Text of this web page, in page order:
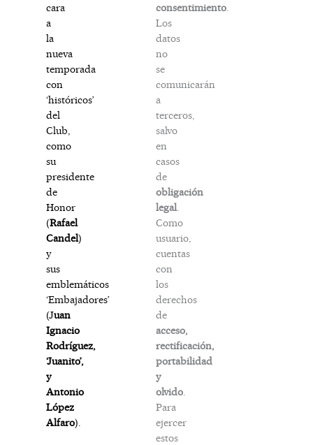
cara
a
la
nueva
temporada
con
‘históricos’
del
Club,
como
su
presidente
de
Honor
(Rafael
Candel)
y
sus
emblemáticos
‘Embajadores’
(Juan
Ignacio
Rodríguez,
‘Juanito’,
y
Antonio
López
Alfaro).
consentimiento
Los
datos
no
se
comunicarán
a
terceros,
salvo
en
casos
de
obligación
legal
Como
usuario,
cuentas
con
los
derechos
de
acceso,
rectificación,
portabilidad
y
olvido
Para
ejercer
estos